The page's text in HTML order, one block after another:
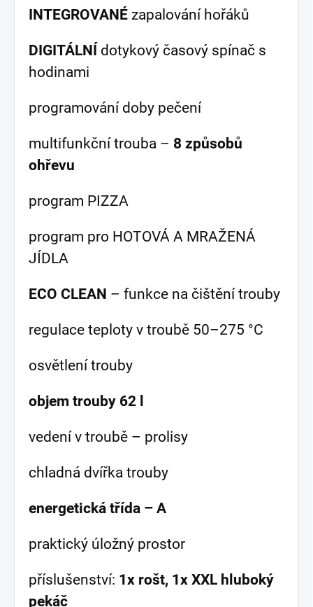
INTEGROVANÉ zapalování hořáků
DIGITÁLNÍ dotykový časový spínač s
hodinami
programování doby pečení
multifunkční trouba – 8 způsobů
ohřevu
program PIZZA
program pro HOTOVÁ A MRAŽENÁ
JÍDLA
ECO CLEAN – funkce na čištění trouby
regulace teploty v troubě 50–275 °C
osvětlení trouby
objem trouby 62 l
vedení v troubě – prolisy
chladná dvířka trouby
energetická třída – A
praktický úložný prostor
příslušenství: 1x rošt, 1x XXL hluboký
pekáč